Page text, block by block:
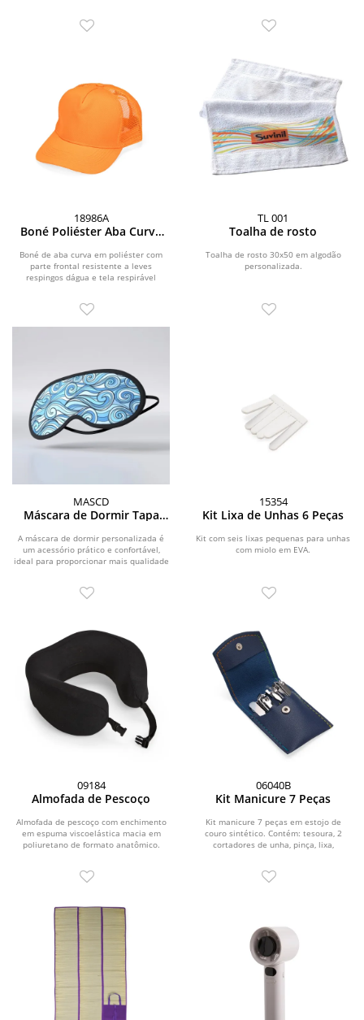
18986A
Boné Poliéster Aba Curva
Boné de aba curva em poliéster com
parte frontal resistente a leves
respingos dágua e tela respirável
TL 001
Toalha de rosto
Toalha de rosto 30x50 em algodão
personalizada.
MASCD
Máscara de Dormir Tapa
A máscara de dormir personalizada é
um acessório prático e confortável,
ideal para proporcionar mais qualidade
15354
Kit Lixa de Unhas 6 Peças
Kit com seis lixas pequenas para unhas
com miolo em EVA.
09184
Almofada de Pescoço
Almofada de pescoço com enchimento
em espuma viscoelástica macia em
poliuretano de formato anatômico.
06040B
Kit Manicure 7 Peças
Kit manicure 7 peças em estojo de
couro sintético. Contém: tesoura, 2
cortadores de unha, pinça, lixa,